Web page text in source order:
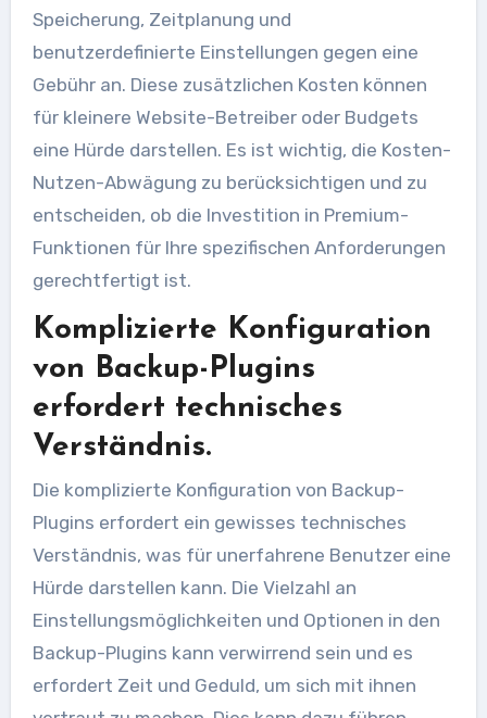
Speicherung, Zeitplanung und
benutzerdefinierte Einstellungen gegen eine
Gebühr an. Diese zusätzlichen Kosten können
für kleinere Website-Betreiber oder Budgets
eine Hürde darstellen. Es ist wichtig, die Kosten-
Nutzen-Abwägung zu berücksichtigen und zu
entscheiden, ob die Investition in Premium-
Funktionen für Ihre spezifischen Anforderungen
gerechtfertigt ist.
Komplizierte Konfiguration
von Backup-Plugins
erfordert technisches
Verständnis.
Die komplizierte Konfiguration von Backup-
Plugins erfordert ein gewisses technisches
Verständnis, was für unerfahrene Benutzer eine
Hürde darstellen kann. Die Vielzahl an
Einstellungsmöglichkeiten und Optionen in den
Backup-Plugins kann verwirrend sein und es
erfordert Zeit und Geduld, um sich mit ihnen